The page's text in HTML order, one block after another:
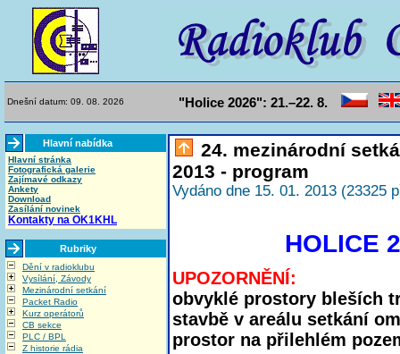
Dnešní datum: 09. 08. 2026 "Holice 2026": 21.–22. 8.
Hlavní nabídka
Hlavní stránka
Fotografická galerie
Zajímavé odkazy
Ankety
Download
Zasílání novinek
Kontakty na OK1KHL
Rubriky
Dění v radioklubu
Vysílání, Závody
Mezinárodní setkání
Packet Radio
Kurz operátorů
CB sekce
PLC / BPL
Z historie rádia
24. mezinárodní
2013 - program
Vydáno dne 15. 01. 2013 (23325
HOLICE
UPOZORNĚNÍ:
obvyklé prostory bleších
stavbě v areálu setkání
prostor na přilehlém